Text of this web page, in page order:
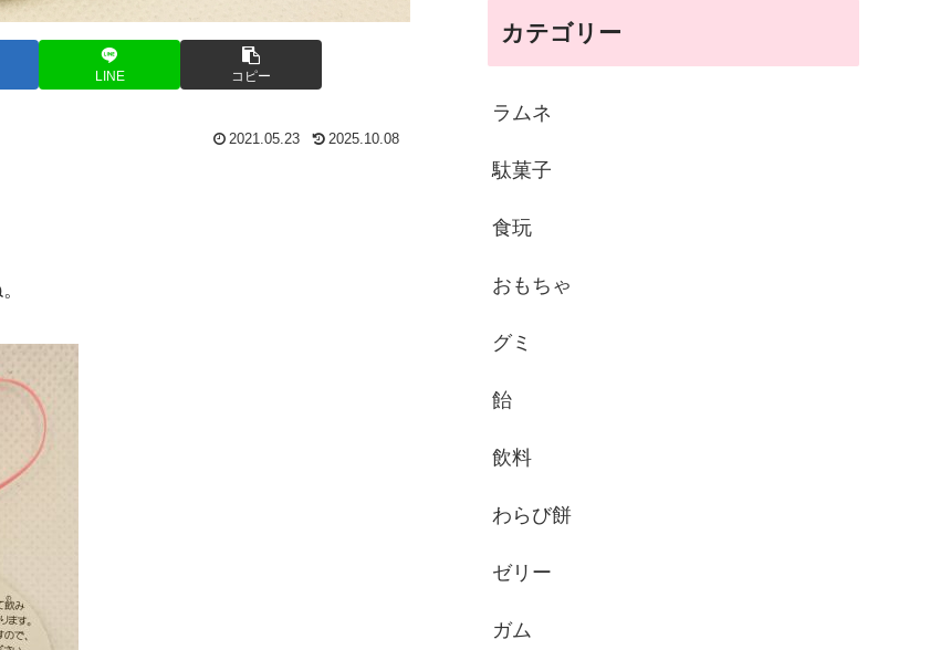
LINE コピー
2021.05.23 2025.10.08
カテゴリー
ラムネ
駄菓子
食玩
おもちゃ
グミ
飴
飲料
わらび餅
ゼリー
ガム